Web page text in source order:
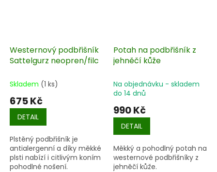
Westernový podbřišník
Sattelgurz neopren/filc
Skladem (1 ks)
675 Kč
DETAIL
Plstěný podbřišník je
antialergenní a díky měkké
plsti nabízí i citlivým koním
pohodlné nošení.
Potah na podbřišník z
jehněčí kůže
Na objednávku - skladem
do 14 dnů
990 Kč
DETAIL
Měkký a pohodlný potah na
westernové podbřišníky z
jehněčí kůže.